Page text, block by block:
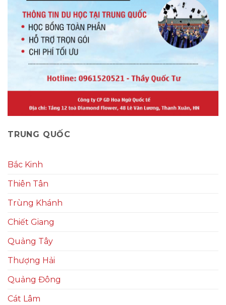
TRUNG QUỐC
Bắc Kinh
Thiên Tân
Trùng Khánh
Chiết Giang
Quảng Tây
Thượng Hải
Quảng Đông
Cát Lâm